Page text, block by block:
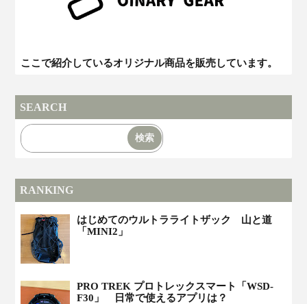
ここで紹介しているオリジナル商品を販売しています。
SEARCH
RANKING
はじめてのウルトラライトザック 山と道
「MINI2」
PRO TREK プロトレックスマート「WSD-
F30」 日常で使えるアプリは？